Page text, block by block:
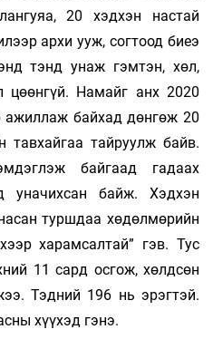
20 хэдхэн настай
архи ууж, согтоод биеэ
тэнд унаж гэмтэн, хөл,
цөөнгүй. Намайг анх 2020
ажиллаж байхад дөнгөж 20
тавхайгаа тайруулж байв.
байгаад гадаах
уначихсан байж. Хэдхэн
туршдаа хөдөлмөрийн
харамсалтай” гэв. Тус
11 сард осгож, хөлдсөн
Тэдний 196 нь эрэгтэй.
хүүхэд гэнэ.